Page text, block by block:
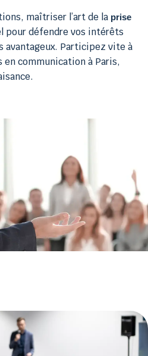
maîtriser l’art de la prise
pour défendre vos intérêts
avantageux. Participez vite à
en communication à Paris,